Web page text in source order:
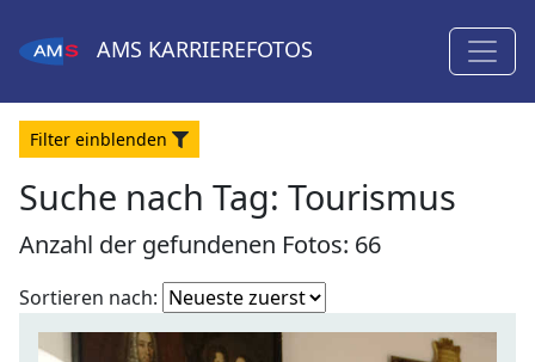
AMS KARRIEREFOTOS
Filter einblenden
Suche nach Tag: Tourismus
Anzahl der gefundenen Fotos: 66
Sortieren nach: